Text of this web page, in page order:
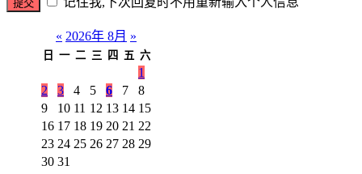
« 2026年 8月 »
日 一 二 三 四 五 六
1
2
3 4 5 6 7
8
9
10 11 12 13 14 15
16 17 18 19 20 21 22
23 24 25 26 27 28 29
30 31